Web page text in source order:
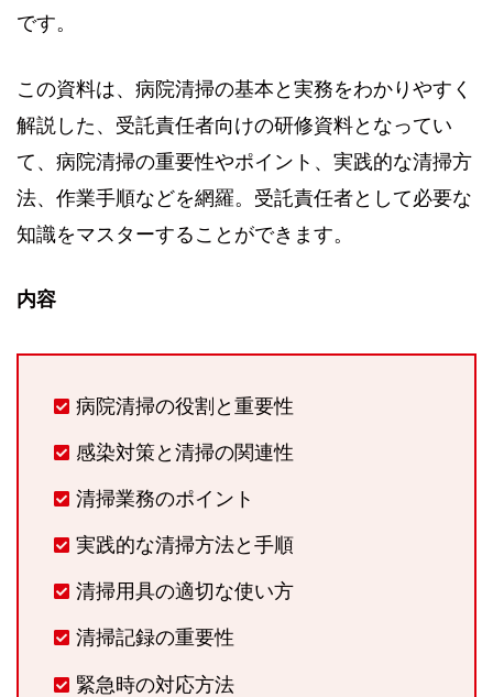
です。
この資料は、病院清掃の基本と実務をわかりやすく
解説した、受託責任者向けの研修資料となってい
て、病院清掃の重要性やポイント、実践的な清掃方
法、作業手順などを網羅。受託責任者として必要な
知識をマスターすることができます。
内容
病院清掃の役割と重要性
感染対策と清掃の関連性
清掃業務のポイント
実践的な清掃方法と手順
清掃用具の適切な使い方
清掃記録の重要性
緊急時の対応方法